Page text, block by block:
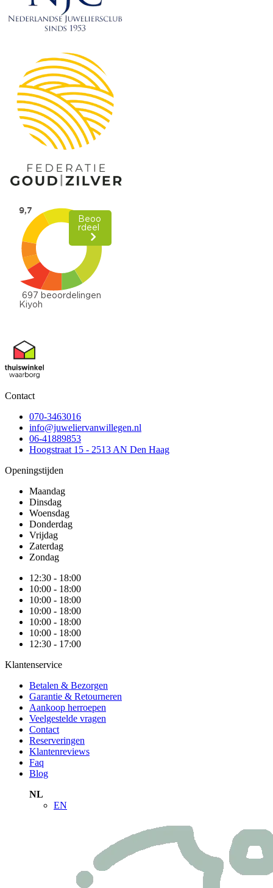
Contact
070-3463016
info@juweliervanwillegen.nl
06-41889853
Hoogstraat 15 - 2513 AN Den Haag
Openingstijden
Maandag
Dinsdag
Woensdag
Donderdag
Vrijdag
Zaterdag
Zondag
12:30 - 18:00
10:00 - 18:00
10:00 - 18:00
10:00 - 18:00
10:00 - 18:00
10:00 - 18:00
12:30 - 17:00
Klantenservice
Betalen & Bezorgen
Garantie & Retourneren
Aankoop herroepen
Veelgestelde vragen
Contact
Reserveringen
Klantenreviews
Faq
Blog
NL
EN